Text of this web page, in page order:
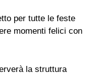
per tutte le feste
momenti felici con
la struttura